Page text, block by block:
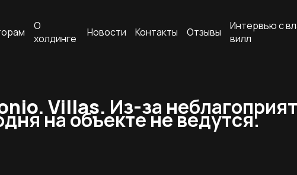
О
холдинге
Новости Контакты Отзывы
Интервью с
вилл
Villas. Из-за
на объекте не ведутся.